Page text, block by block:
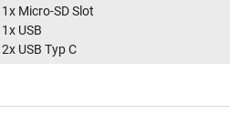
1x Micro-SD Slot
1x USB
2x USB Typ C